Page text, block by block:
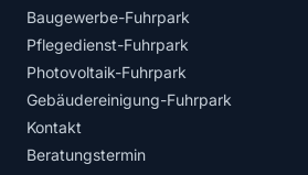
Baugewerbe-Fuhrpark
Pflegedienst-Fuhrpark
Photovoltaik-Fuhrpark
Gebäudereinigung-Fuhrpark
Kontakt
Beratungstermin